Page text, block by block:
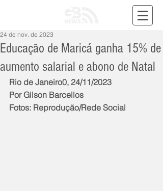
Educação de Maricá ganha 15% de
aumento salarial e abono de Natal
24 de nov. de 2023
Rio de Janeiro0, 24/11/2023
Por Gilson Barcellos
Fotos: Reprodução/Rede Social